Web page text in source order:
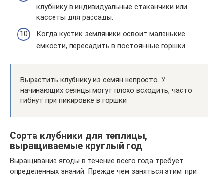
клубнику в индивидуальные стаканчики или
кассеты для рассады.
Когда кустик земляники освоит маленькие
емкости, пересадить в постоянные горшки.
Вырастить клубнику из семян непросто. У
начинающих сеянцы могут плохо всходить, часто
гибнут при пикировке в горшки.
Сорта клубники для теплицы,
выращиваемые круглый год
Выращивание ягоды в течение всего года требует
определенных знаний. Прежде чем заняться этим, при